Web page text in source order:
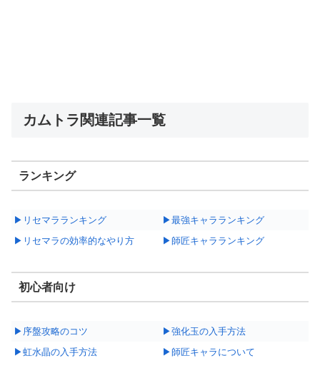
カムトラ関連記事一覧
ランキング
▶リセマラランキング
▶最強キャラランキング
▶リセマラの効率的なやり方
▶師匠キャラランキング
初心者向け
▶序盤攻略のコツ
▶強化玉の入手方法
▶虹水晶の入手方法
▶師匠キャラについて